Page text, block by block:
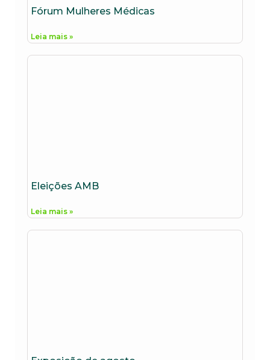
Fórum Mulheres Médicas
Leia mais »
Eleições AMB
Leia mais »